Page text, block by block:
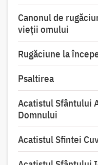
Canonul de
vieții omului
Rugăciune la
Psaltirea
Acatistul Sfântului
Domnului
Acatistul Sfintei